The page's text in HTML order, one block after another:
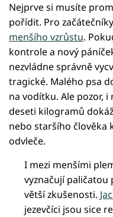
Nejprve si musíte
pořídit. Pro
menšího vzrůstu.
kontrole a nový
nezvládne správně
tragické. Malého psa
na vodítku. Ale pozor,
deseti kilogramů
nebo staršího člověka
odvleče.
I mezi menšími
vyznačují paličatou
větší zkušenosti.
jezevčíci jsou sice